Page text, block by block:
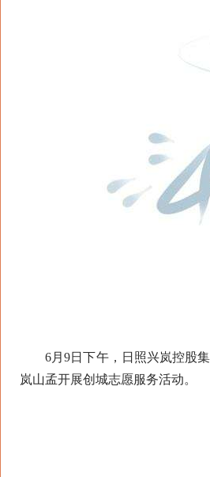
6月9日下午，日照兴岚控股集
岚山孟开展创城志愿服务活动。